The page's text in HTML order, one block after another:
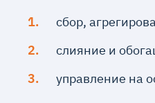
сбор,
слияние и
управление на